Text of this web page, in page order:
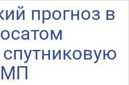
прогноз в